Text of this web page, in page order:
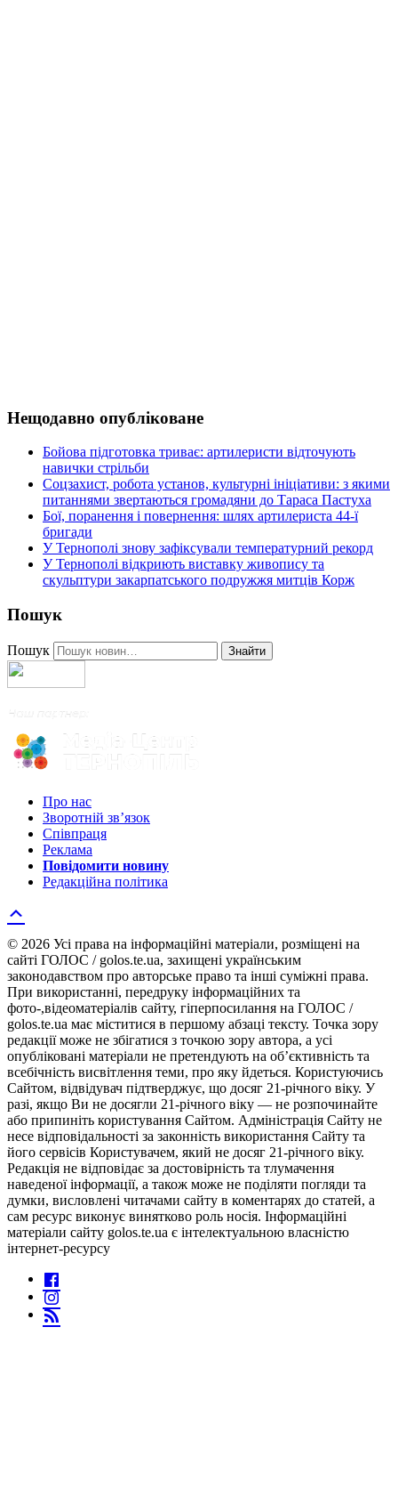
Нещодавно опубліковане
Бойова підготовка триває: артилеристи відточують
навички стрільби
Соцзахист, робота установ, культурні ініціативи: з якими
питаннями звертаються громадяни до Тараса Пастуха
Бої, поранення і повернення: шлях артилериста 44-ї
бригади
У Тернополі знову зафіксували температурний рекорд
У Тернополі відкриють виставку живопису та
скульптури закарпатського подружжя митців Корж
Пошук
Пошук Знайти
Про нас
Зворотній зв’язок
Співпраця
Реклама
Повідомити новину
Редакційна політика
© 2026 Усі права на інформаційні матеріали, розміщені на
сайті ГОЛОС / golos.te.ua, захищені українським
законодавством про авторське право та інші суміжні права.
При використанні, передруку інформаційних та
фото-,відеоматеріалів сайту, гіперпосилання на ГОЛОС /
golos.te.ua має міститися в першому абзаці тексту. Точка зору
редакції може не збігатися з точкою зору автора, а усі
опубліковані матеріали не претендують на об’єктивність та
всебічність висвітлення теми, про яку йдеться. Користуючись
Сайтом, відвідувач підтверджує, що досяг 21-річного віку. У
разі, якщо Ви не досягли 21-річного віку — не розпочинайте
або припиніть користування Сайтом. Адміністрація Сайту не
несе відповідальності за законність використання Сайту та
його сервісів Користувачем, який не досяг 21-річного віку.
Редакція не відповідає за достовірність та тлумачення
наведеної інформації, а також може не поділяти погляди та
думки, висловлені читачами сайту в коментарях до статей, а
сам ресурс виконує винятково роль носія. Інформаційні
матеріали сайту golos.te.ua є інтелектуальною власністю
інтернет-ресурсу